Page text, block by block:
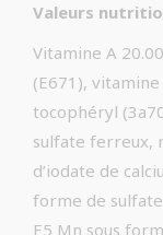
Valeurs
Vitamine A
(E671),
tocophéryl
sulfate ferreux,
d’iodate de
forme de
E5 Mn sous